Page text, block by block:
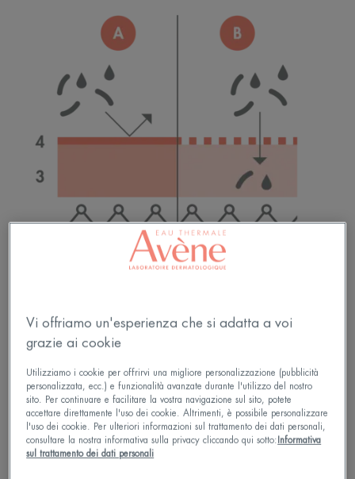
Da dove deriva questa
ipersensibilità della pelle?
Vi offriamo un'esperienza che si adatta a voi
grazie ai cookie
Utilizziamo i cookie per offrirvi una migliore personalizzazione (pubblicità
personalizzata, ecc.) e funzionalità avanzate durante l'utilizzo del nostro
sito. Per continuare e facilitare la vostra navigazione sul sito, potete
accettare direttamente l'uso dei cookie. Altrimenti, è possibile personalizzare
l'uso dei cookie. Per ulteriori informazioni sul trattamento dei dati personali,
consultare la nostra informativa sulla privacy cliccando qui sotto: Informativa
sul trattamento dei dati personali